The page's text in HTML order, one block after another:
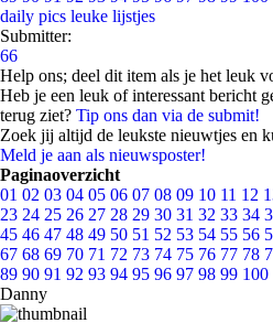
daily pics leuke lijstjes
Submitter:
66
Help ons; deel dit item als je het leuk
Heb je een leuk of interessant bericht
terug ziet? Tip ons dan via de submit!
Zoek jij altijd de leukste nieuwtjes en
Meld je aan als nieuwsposter!
Paginaoverzicht
01 02 03 04 05 06 07 08 09 10 11 12
23 24 25 26 27 28 29 30 31 32 33 34
45 46 47 48 49 50 51 52 53 54 55 56
67 68 69 70 71 72 73 74 75 76 77 78
89 90 91 92 93 94 95 96 97 98 99 100
Danny